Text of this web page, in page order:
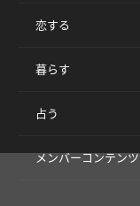
恋する
暮らす
占う
メンバーコンテンツ